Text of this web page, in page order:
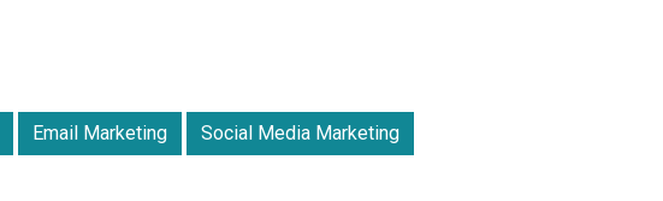
Email Marketing Social Media Marketing